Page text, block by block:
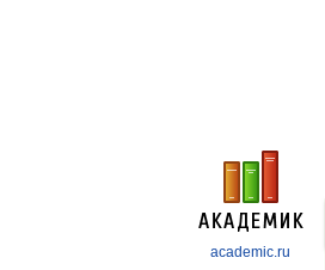
academic.ru